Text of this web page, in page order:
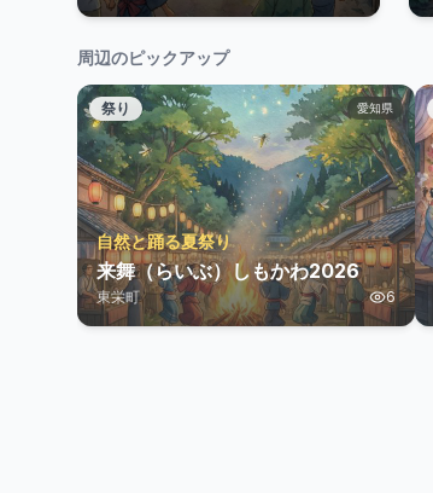
周辺のピックアップ
祭り 愛知県
自然と踊る夏祭り
来舞（らいぶ）しもかわ2026
東栄町 6